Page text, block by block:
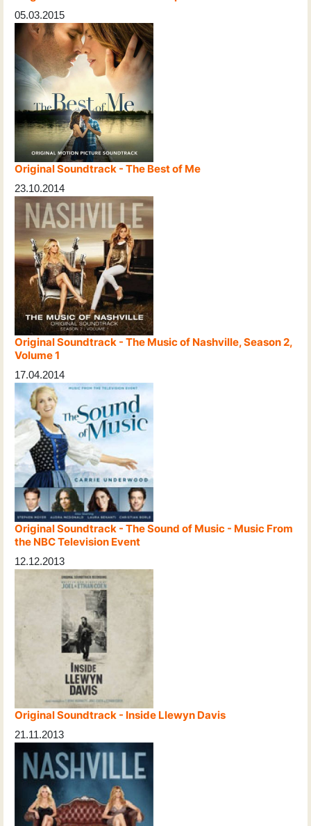
05.03.2015
Original Soundtrack - The Best of Me
23.10.2014
Original Soundtrack - The Music of Nashville, Season 2,
Volume 1
17.04.2014
Original Soundtrack - The Sound of Music - Music From
the NBC Television Event
12.12.2013
Original Soundtrack - Inside Llewyn Davis
21.11.2013